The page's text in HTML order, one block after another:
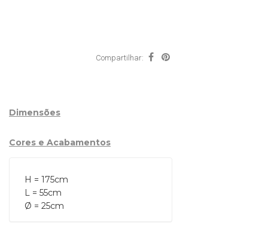
Compartilhar:
Dimensões
Cores e Acabamentos
H = 175cm
L = 55cm
Ø = 25cm